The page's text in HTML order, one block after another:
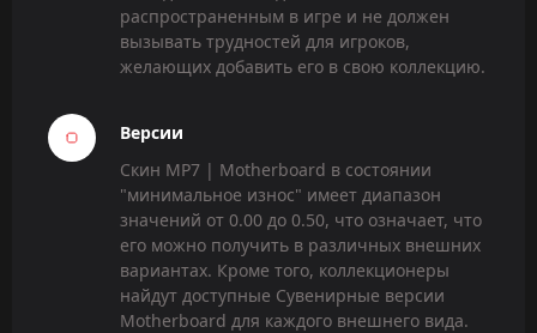
распространенным в игре и не должен
вызывать трудностей для игроков,
желающих добавить его в свою коллекцию.
Версии
Скин MP7 | Motherboard в состоянии
"минимальное износ" имеет диапазон
значений от 0.00 до 0.50, что означает, что
его можно получить в различных внешних
вариантах. Кроме того, коллекционеры
найдут доступные Сувенирные версии
Motherboard для каждого внешнего вида.